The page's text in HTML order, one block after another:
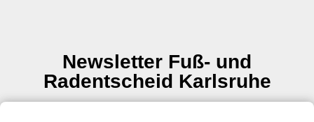
Newsletter Fuß- und
Radentscheid Karlsruhe